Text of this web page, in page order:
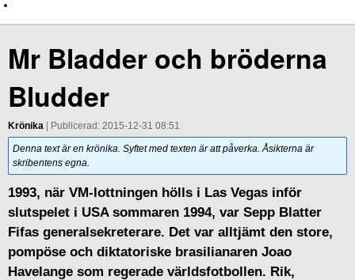
Mr Bladder och bröderna
Bludder
Krönika | Publicerad: 2015-12-31 08:51
Denna text är en krönika. Syftet med texten är att påverka. Åsikterna är
skribentens egna.
1993, när VM-lottningen hölls i Las Vegas inför
slutspelet i USA sommaren 1994, var Sepp Blatter
Fifas generalsekreterare. Det var alltjämt den store,
pompöse och diktatoriske brasilianaren Joao
Havelange som regerade världsfotbollen. Rik,